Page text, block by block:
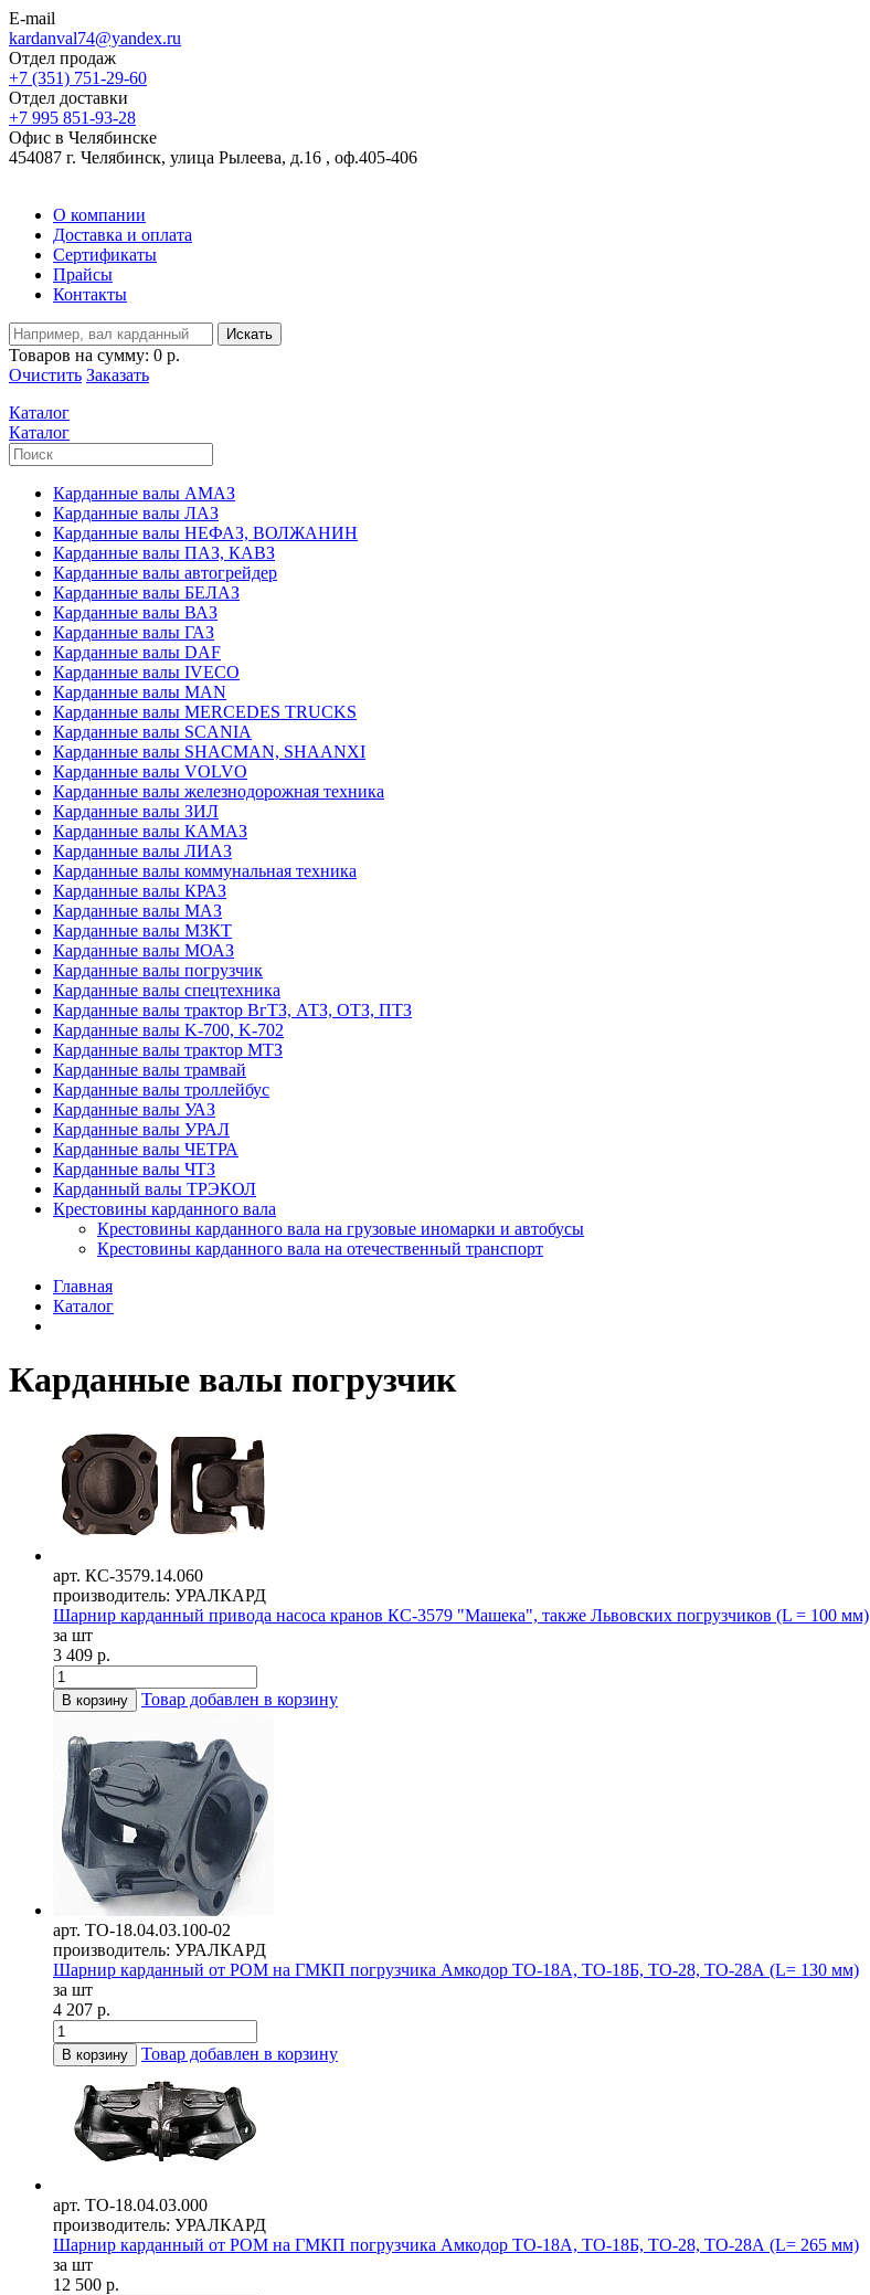
E-mail
kardanval74@yandex.ru
Отдел продаж
+7 (351) 751-29-60
Отдел доставки
+7 995 851-93-28
Офис в Челябинске
454087 г. Челябинск, улица Рылеева, д.16 , оф.405-406
О компании
Доставка и оплата
Сертификаты
Прайсы
Контакты
Искать
Товаров на сумму: 0 р.
Очистить Заказать
Каталог
Каталог
Карданные валы АМАЗ
Карданные валы ЛАЗ
Карданные валы НЕФАЗ, ВОЛЖАНИН
Карданные валы ПАЗ, КАВЗ
Карданные валы автогрейдер
Карданные валы БЕЛАЗ
Карданные валы ВАЗ
Карданные валы ГАЗ
Карданные валы DAF
Карданные валы IVECO
Карданные валы MAN
Карданные валы MERCEDES TRUCKS
Карданные валы SCANIA
Карданные валы SHACMAN, SHAANXI
Карданные валы VOLVO
Карданные валы железнодорожная техника
Карданные валы ЗИЛ
Карданные валы КАМАЗ
Карданные валы ЛИАЗ
Карданные валы коммунальная техника
Карданные валы КРАЗ
Карданные валы МАЗ
Карданные валы МЗКТ
Карданные валы МОАЗ
Карданные валы погрузчик
Карданные валы спецтехника
Карданные валы трактор ВгТЗ, АТЗ, ОТЗ, ПТЗ
Карданные валы K-700, K-702
Карданные валы трактор МТЗ
Карданные валы трамвай
Карданные валы троллейбус
Карданные валы УАЗ
Карданные валы УРАЛ
Карданные валы ЧЕТРА
Карданные валы ЧТЗ
Карданный валы ТРЭКОЛ
Крестовины карданного вала
Крестовины карданного вала на грузовые иномарки и автобусы
Крестовины карданного вала на отечественный транспорт
Главная
Каталог
Карданные валы погрузчик
арт. КС-3579.14.060
производитель: УРАЛКАРД
Шарнир карданный привода насоса кранов КС-3579 "Машека", также Львовских погрузчиков (L = 100 мм)
за шт
3 409 р.
В корзину Товар добавлен в корзину
арт. ТО-18.04.03.100-02
производитель: УРАЛКАРД
Шарнир карданный от РОМ на ГМКП погрузчика Амкодор ТО-18А, ТО-18Б, ТО-28, ТО-28А (L= 130 мм)
за шт
4 207 р.
В корзину Товар добавлен в корзину
арт. ТО-18.04.03.000
производитель: УРАЛКАРД
Шарнир карданный от РОМ на ГМКП погрузчика Амкодор ТО-18А, ТО-18Б, ТО-28, ТО-28А (L= 265 мм)
за шт
12 500 р.